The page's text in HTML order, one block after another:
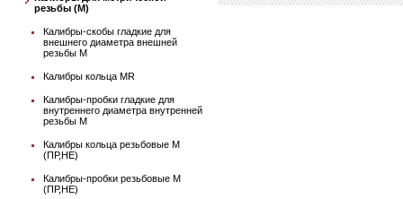
резьбы (М)
Калибры-скобы гладкие для
внешнего диаметра внешней
резьбы М
Калибры кольца MR
Калибры-пробки гладкие для
внутреннего диаметра внутренней
резьбы М
Калибры кольца резьбовые М
(ПР,НЕ)
Калибры-пробки резьбовые М
(ПР,НЕ)